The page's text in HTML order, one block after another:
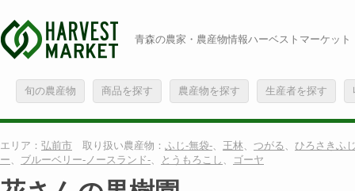
青森の農家・農産物情報ハーベストマーケット
旬の農産物 商品を探す 農産物を探す 生産者を探す
エリア： 弘前市 取り扱い農産物： ふじ-無袋-、 王林、 つがる、 ひろさきふ
ー、 ブルーベリー-ノースランド-、 とうもろこし 、 ゴーヤ